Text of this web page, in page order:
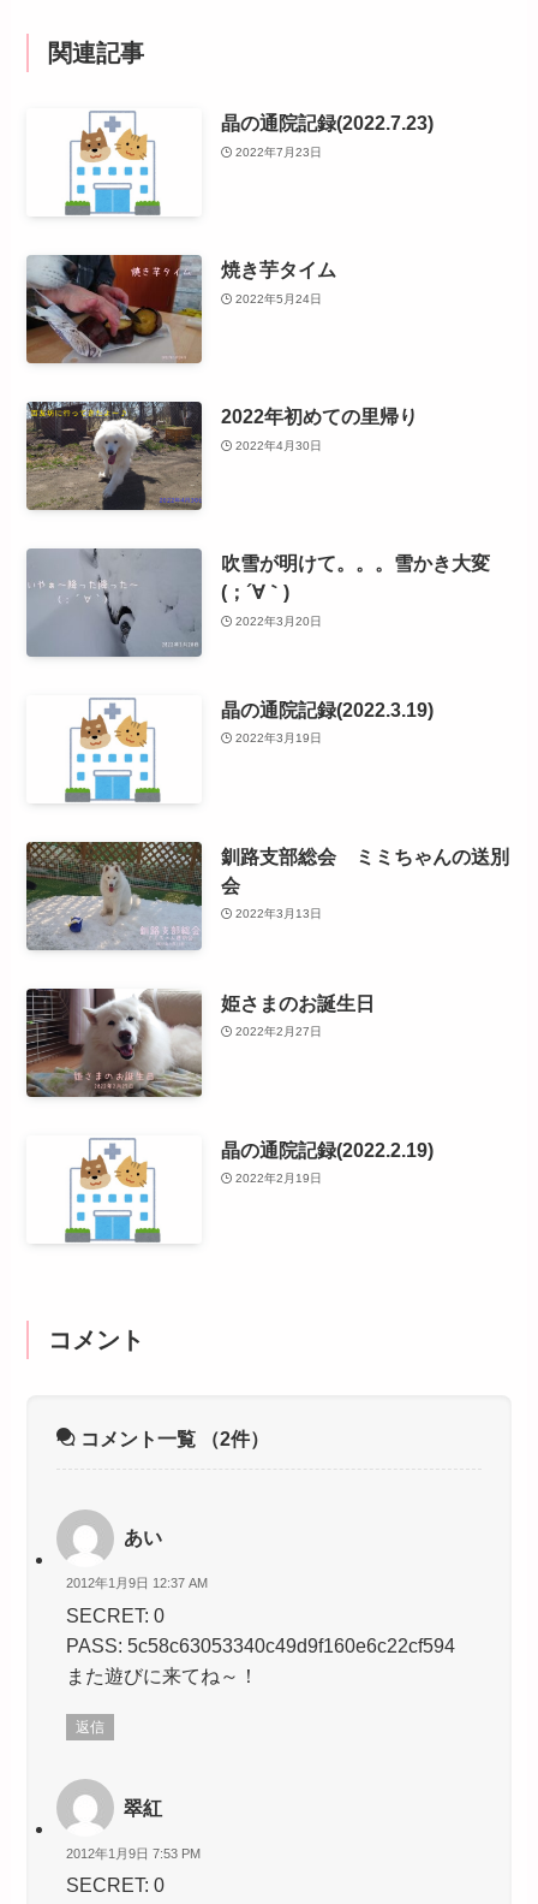
関連記事
晶の通院記録(2022.7.23)
2022年7月23日
焼き芋タイム
2022年5月24日
2022年初めての里帰り
2022年4月30日
吹雪が明けて。。。雪かき大変
(；´∀｀)
2022年3月20日
晶の通院記録(2022.3.19)
2022年3月19日
釧路支部総会 ミミちゃんの送別
会
2022年3月13日
姫さまのお誕生日
2022年2月27日
晶の通院記録(2022.2.19)
2022年2月19日
コメント
コメント一覧 （2件）
あい
2012年1月9日 12:37 AM
SECRET: 0
PASS: 5c58c63053340c49d9f160e6c22cf594
また遊びに来てね～！
返信
翠紅
2012年1月9日 7:53 PM
SECRET: 0